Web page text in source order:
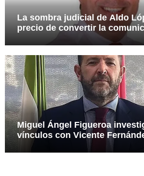
La sombra judicial de Aldo
precio de convertir la
Miguel Ángel Figueroa
vínculos con Vicente